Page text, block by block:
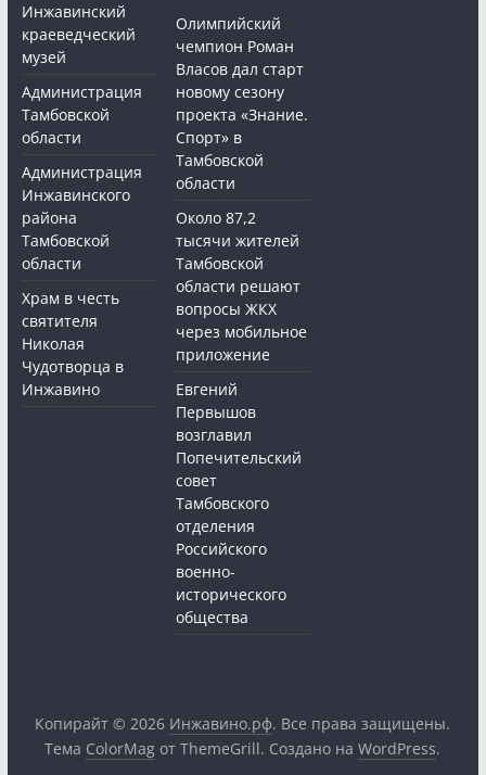
Инжавинский
краеведческий
музей
Администрация
Тамбовской
области
Администрация
Инжавинского
района
Тамбовской
области
Храм в честь
святителя
Николая
Чудотворца в
Инжавино
Олимпийский
чемпион Роман
Власов дал старт
новому сезону
проекта «Знание.
Спорт» в
Тамбовской
области
Около 87,2
тысячи жителей
Тамбовской
области решают
вопросы ЖКХ
через мобильное
приложение
Евгений
Первышов
возглавил
Попечительский
совет
Тамбовского
отделения
Российского
военно-
исторического
общества
Копирайт © 2026 Инжавино.рф. Все права защищены.
Тема ColorMag от ThemeGrill. Создано наWordPress.